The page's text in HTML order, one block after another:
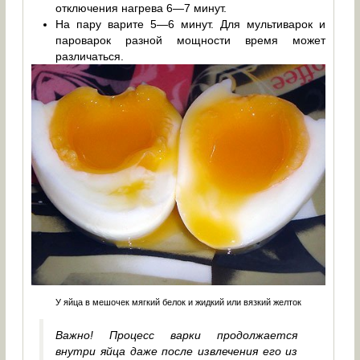
отключения нагрева 6—7 минут.
На пару варите 5—6 минут. Для мультиварок и
пароварок разной мощности время может
различаться.
У яйца в мешочек мягкий белок и жидкий или вязкий желток
Важно! Процесс варки продолжается
внутри яйца даже после извлечения его из